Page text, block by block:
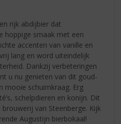
rijk abdijbier dat
hoppige smaak met een
accenten van vanille en
lang en word uiteindelijk
Dankzij verbeteringen
u nu genieten van dit goud-
mooie schuimkraag. Erg
schelpdieren en konijn. Dit
van Steenberge. Kijk
Augustijn bierbokaal!